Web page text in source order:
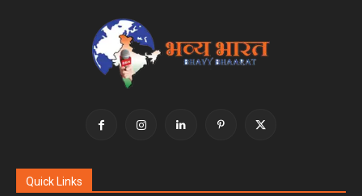
Quick Links